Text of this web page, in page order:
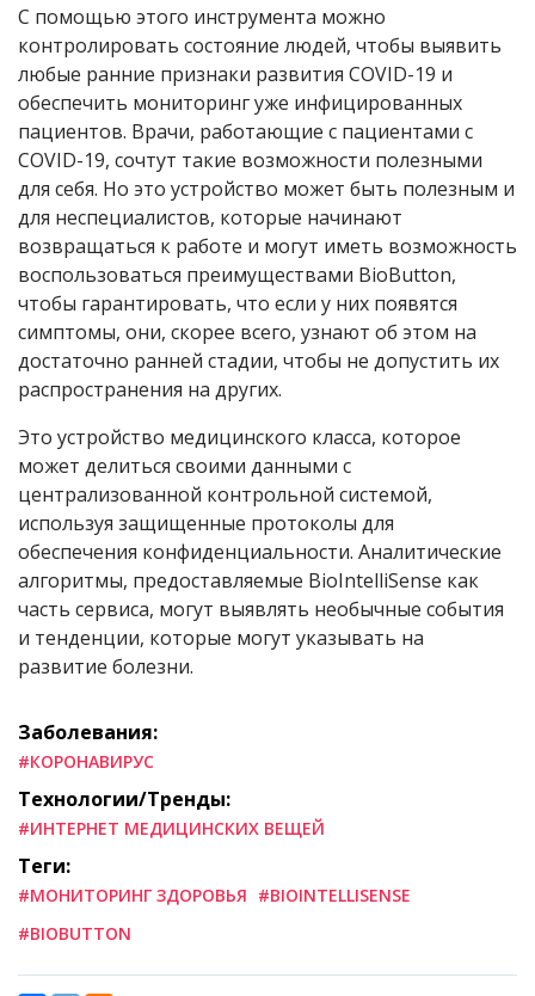
С помощью этого инструмента можно
контролировать состояние людей, чтобы выявить
любые ранние признаки развития COVID-19 и
обеспечить мониторинг уже инфицированных
пациентов. Врачи, работающие с пациентами с
COVID-19, сочтут такие возможности полезными
для себя. Но это устройство может быть полезным и
для неспециалистов, которые начинают
возвращаться к работе и могут иметь возможность
воспользоваться преимуществами BioButton,
чтобы гарантировать, что если у них появятся
симптомы, они, скорее всего, узнают об этом на
достаточно ранней стадии, чтобы не допустить их
распространения на других.
Это устройство медицинского класса, которое
может делиться своими данными с
централизованной контрольной системой,
используя защищенные протоколы для
обеспечения конфиденциальности. Аналитические
алгоритмы, предоставляемые BioIntelliSense как
часть сервиса, могут выявлять необычные события
и тенденции, которые могут указывать на
развитие болезни.
Заболевания:
#КОРОНАВИРУС
Технологии/Тренды:
#ИНТЕРНЕТ МЕДИЦИНСКИХ ВЕЩЕЙ
Теги:
#МОНИТОРИНГ ЗДОРОВЬЯ #BIOINTELLISENSE
#BIOBUTTON